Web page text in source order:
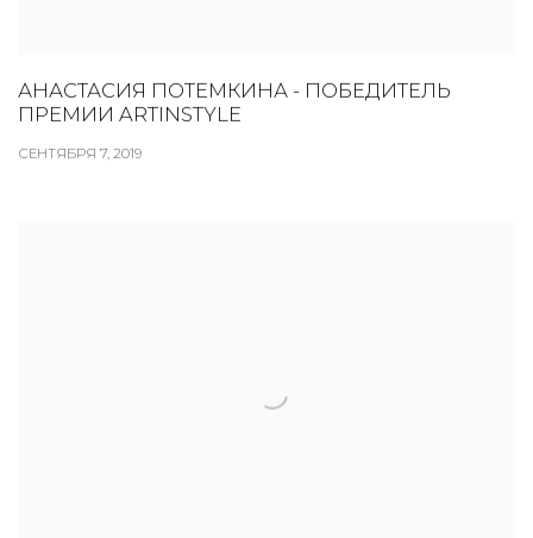
АНАСТАСИЯ ПОТЕМКИНА - ПОБЕДИТЕЛЬ
ПРЕМИИ ARTINSTYLE
СЕНТЯБРЯ 7, 2019